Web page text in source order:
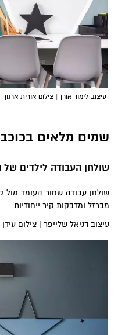
עיצוב לימור אורן | צילום אורית ארנון
שמים מלאים
שולחן העבודה לילדים של
שולחן עבודה שחור העומד מול
מברזל ומדבקות קיר ייחודיות.
עיצוב דניאל שלייפר | צילום עידן